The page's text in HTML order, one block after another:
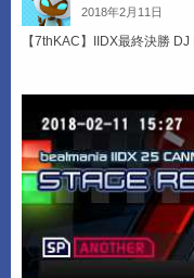
2018年2月 11 日
【7thKAC】IIDX最終決勝